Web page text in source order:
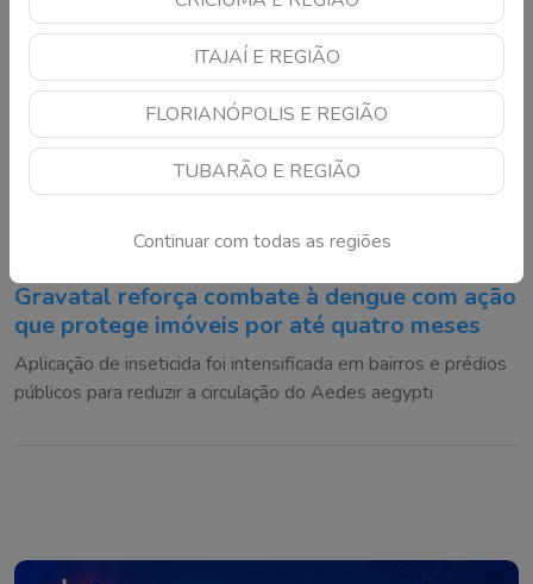
ITAJAÍ E REGIÃO
FLORIANÓPOLIS E REGIÃO
TUBARÃO E REGIÃO
Continuar com todas as regiões
Gravatal reforça combate à dengue com ação
que protege imóveis por até quatro meses
Aplicação de inseticida foi intensificada em bairros e prédios
públicos para reduzir a circulação do Aedes aegypti